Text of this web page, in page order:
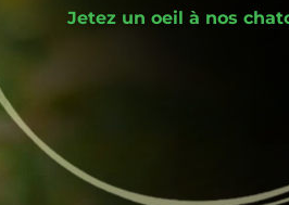
Jetez un oeil à nos